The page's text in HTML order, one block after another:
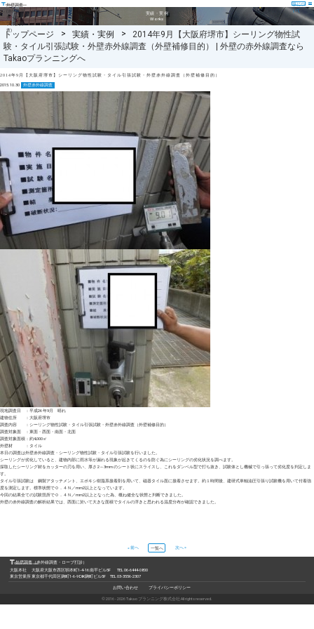
外壁調査
(赤外線調
査・ロー
プ打診調
査)
事につ
いて
実績・実例
Works
トップページ 実績・実例
2014年9月【大阪府堺市】シーリング物性試
験・タイル引張試験・外壁赤外線調査（外壁補修目的） | 外壁の赤外線調査なら
Takaoプランニングへ
2014年9月【大阪府堺市】シーリング物性試験・タイル引張試験・外壁赤外線調査（外壁補修目的）
2015.10.30 外壁赤外線調査
現地調査日 ：平成26 年9月 晴れ
建物住所 ：大阪府堺市
調査内容 ：シーリング物性試験・タイル引張試験・外壁赤外線調査（外壁補修目的）
調査対象面 ：東面・西面・南面・北面
調査対象面積：約4,000㎡
外壁材 ：タイル
本日の調査は外壁赤外線調査・シーリング物性試験・タイル引張試験を行いました。
シーリングが劣化していると、建物内部に雨水等が漏れる現象が起きてくるのを防ぐ為にシーリングの劣化状況を調べます。
採取したシーリング材をカッターの刃を用い、厚さ 2～3mm のシート状にスライスし、これをダンベル型で打ち抜き、試験体とし機械で引っ張って劣化度を判定しま
す。
タイル引張試験は 鋼製アタッチメント、エポキシ樹脂系接着剤を用いて、磁器タイル面に接着させます。約１時間後、建研式単軸油圧引張り試験機を用いて付着強
度を測定します。標準状態で０．４Ｎ／mm2以上となっています。
今回の結果全ての試験箇所で０．４Ｎ／mm2以上となった為、概ね健全な状態と判断できました。
外壁の赤外線調査の解析結果では、西面に於いて大きな面積でタイルの浮きと思われる温度分布が確認できました。
« 前へ 一覧へ 次へ »
外壁調査（赤外線調査・ロープ打診）
大阪本社 大阪府大阪市西区靱本町1-4-16 南平ビル5F TEL 06-6444-0800
東京営業所 東京都千代田区麹町1-6-9 DIK麹町ビル5F TEL 03-3556-2307
お問い合わせ プライバシーポリシー
© 2016 - 2026 Takaoプランニング株式会社 All rights reserved.